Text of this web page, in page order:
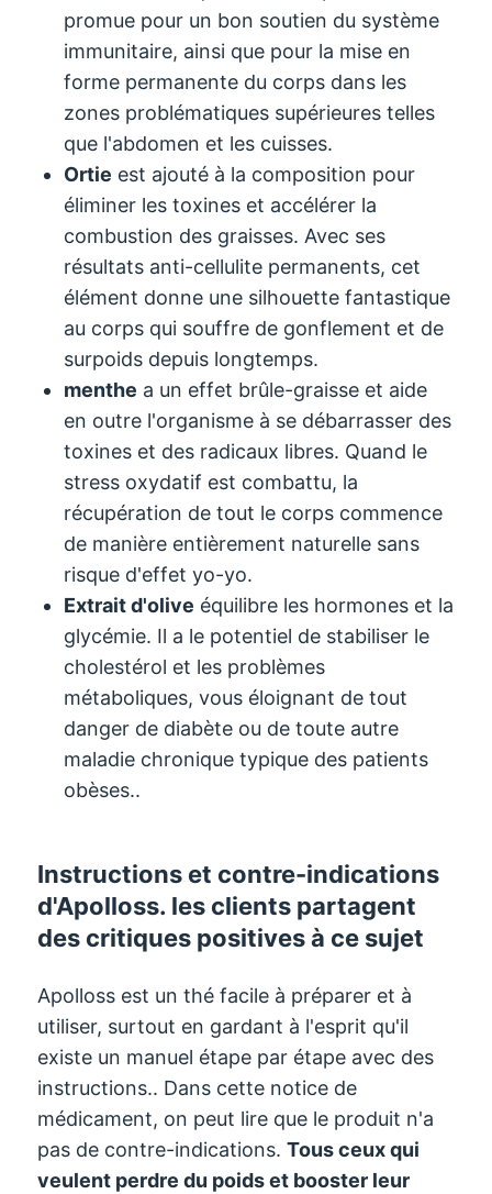
promue pour un bon soutien du système
immunitaire, ainsi que pour la mise en
forme permanente du corps dans les
zones problématiques supérieures telles
que l'abdomen et les cuisses.
Ortie est ajouté à la composition pour
éliminer les toxines et accélérer la
combustion des graisses. Avec ses
résultats anti-cellulite permanents, cet
élément donne une silhouette fantastique
au corps qui souffre de gonflement et de
surpoids depuis longtemps.
menthe a un effet brûle-graisse et aide
en outre l'organisme à se débarrasser des
toxines et des radicaux libres. Quand le
stress oxydatif est combattu, la
récupération de tout le corps commence
de manière entièrement naturelle sans
risque d'effet yo-yo.
Extrait d'olive équilibre les hormones et la
glycémie. Il a le potentiel de stabiliser le
cholestérol et les problèmes
métaboliques, vous éloignant de tout
danger de diabète ou de toute autre
maladie chronique typique des patients
obèses..
Instructions et contre-indications
d'Apolloss. les clients partagent
des critiques positives à ce sujet
Apolloss est un thé facile à préparer et à
utiliser, surtout en gardant à l'esprit qu'il
existe un manuel étape par étape avec des
instructions.. Dans cette notice de
médicament, on peut lire que le produit n'a
pas de contre-indications.Tous ceux qui
veulent perdre du poids et booster leur